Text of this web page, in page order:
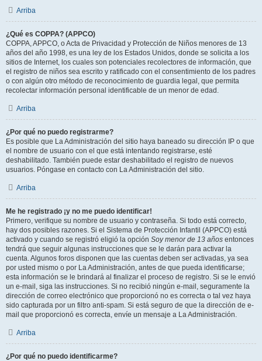
Arriba
¿Qué es COPPA? (APPCO)
COPPA, APPCO, o Acta de Privacidad y Protección de Niños menores de 13
años del año 1998, es una ley de los Estados Unidos, donde se solicita a los
sitios de Internet, los cuales son potenciales recolectores de información, que
el registro de niños sea escrito y ratificado con el consentimiento de los padres
o con algún otro método de reconocimiento de guardia legal, que permita
recolectar información personal identificable de un menor de edad.
Arriba
¿Por qué no puedo registrarme?
Es posible que La Administración del sitio haya baneado su dirección IP o que
el nombre de usuario con el que está intentando registrarse, esté
deshabilitado. También puede estar deshabilitado el registro de nuevos
usuarios. Póngase en contacto con La Administración del sitio.
Arriba
Me he registrado ¡y no me puedo identificar!
Primero, verifique su nombre de usuario y contraseña. Si todo está correcto,
hay dos posibles razones. Si el Sistema de Protección Infantil (APPCO) está
activado y cuando se registró eligió la opción Soy menor de 13 años entonces
tendrá que seguir algunas instrucciones que se le darán para activar la
cuenta. Algunos foros disponen que las cuentas deben ser activadas, ya sea
por usted mismo o por La Administración, antes de que pueda identificarse;
esta información se le brindará al finalizar el proceso de registro. Si se le envió
un e-mail, siga las instrucciones. Si no recibió ningún e-mail, seguramente la
dirección de correo electrónico que proporcionó no es correcta o tal vez haya
sido capturada por un filtro anti-spam. Si está seguro de que la dirección de e-
mail que proporcionó es correcta, envíe un mensaje a La Administración.
Arriba
¿Por qué no puedo identificarme?